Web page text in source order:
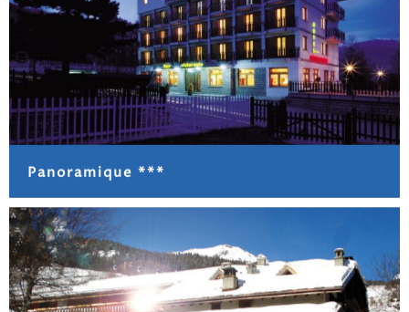
Panoramique ***